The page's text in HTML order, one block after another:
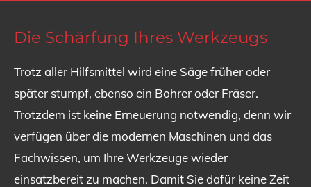
Die Schärfung Ihres Werkzeugs
Trotz aller Hilfsmittel wird eine Säge früher oder
später stumpf, ebenso ein Bohrer oder Fräser.
Trotzdem ist keine Erneuerung notwendig, denn wir
verfügen über die modernen Maschinen und das
Fachwissen, um Ihre Werkzeuge wieder
einsatzbereit zu machen. Damit Sie dafür keine Zeit